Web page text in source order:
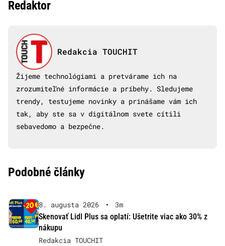
Redaktor
Redakcia TOUCHIT
Žijeme technológiami a pretvárame ich na
zrozumiteľné informácie a príbehy. Sledujeme
trendy, testujeme novinky a prinášame vám ich
tak, aby ste sa v digitálnom svete cítili
sebavedomo a bezpečne.
Podobné články
8. augusta 2026 •
3m
Skenovať Lidl Plus sa oplatí: Ušetrite viac ako 30% z
nákupu
Redakcia TOUCHIT